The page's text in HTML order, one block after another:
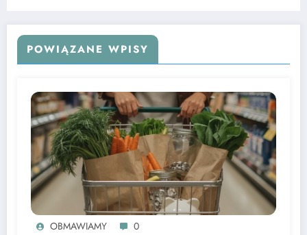
POWIĄZANE WPISY
OBMAWIAMY 0